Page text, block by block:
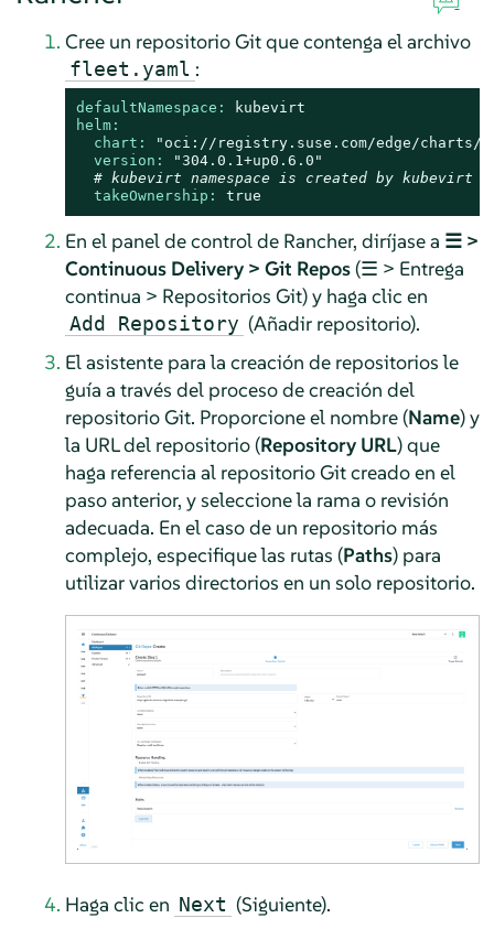
Cree un repositorio Git que contenga el archivo
fleet.yaml :
defaultNamespace:
kubevirt
helm:
chart:
"oci://registry.suse.com/edge/charts/
version:
"304.0.1+up0.6.0"
# kubevirt namespace is created by kubevirt
takeOwnership:
true
En el panel de control de Rancher, diríjase a ☰ >
Continuous Delivery > Git Repos(☰ > Entrega
continua > Repositorios Git) y haga clic en
Add Repository (Añadir repositorio).
El asistente para la creación de repositorios le
guía a través del proceso de creación del
repositorio Git. Proporcione el nombre (Name) y
la URL del repositorio (Repository URL) que
haga referencia al repositorio Git creado en el
paso anterior, y seleccione la rama o revisión
adecuada. En el caso de un repositorio más
complejo, especifique las rutas (Paths) para
utilizar varios directorios en un solo repositorio.
Haga clic en Next (Siguiente).